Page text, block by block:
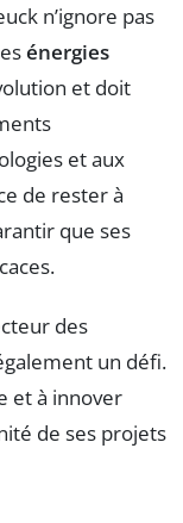
n’ignore pas
énergies
et doit
et aux
de rester à
que ses
des
un défi.
et à innover
de ses projets